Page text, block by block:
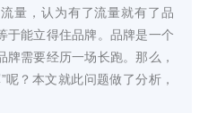
量，认为有了流量就有了品
于能立得住品牌。品牌是一个
需要经历一场长跑。那么，
呢？本文就此问题做了分析，